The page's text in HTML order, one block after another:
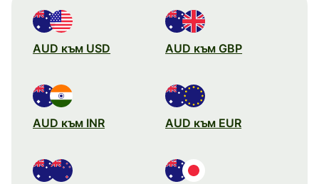
AUD към USD AUD към GBP
AUD към INR AUD към EUR